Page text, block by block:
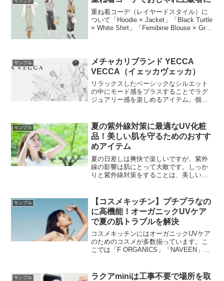
重ね着コーデ（レイヤードスタイル）に
ついて「Hoodie × Jacket」「Black Turtle
× White Shirt」「Femibine Blouse × Gray
サンプル
メチャカリブランド YECCA
VECCA（イェッカヴェッカ）
リラックスしたベーシックなシルエット
の中にモード感をプラスすることでラグ
ジュアリー感を楽しめるアイテム。個性
サンプル
夏の紫外線対策に最適なUV化粧
品！美しい肌を守るためのおすす
めアイテム
夏の日差しは爽快で楽しいですが、紫外
線の影響は肌にとって大敵です。しっか
りと紫外線対策をすることは、美しい肌
なUV化粧品です！
サンプル
【コスメキッチン】プチプラなの
に高機能！オーガニックUVケア
で夏の肌トラブルを解決
コスメキッチンにはオーガニックUVケア
のためのコスメが多数揃っています。こ
こでは「F ORGANICS」「NAVEEN」
サンプル
ラクアminiは工事不要で場所を取